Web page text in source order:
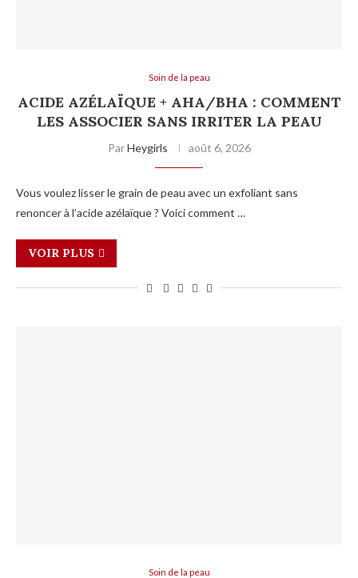
Soin de la peau
ACIDE AZÉLAÏQUE + AHA/BHA : COMMENT
LES ASSOCIER SANS IRRITER LA PEAU
ParHeygirls août 6, 2026
Vous voulez lisser le grain de peau avec un exfoliant sans
renoncer à l’acide azélaïque ? Voici comment …
VOIR PLUS
Soin de la peau